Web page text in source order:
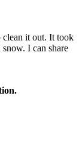
clean it out. It took
I can share